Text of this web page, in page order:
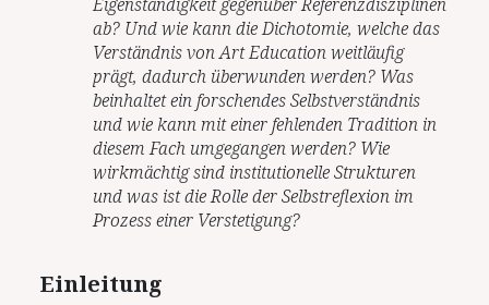
ab? Und wie kann die Dichotomie, welche das
Verständnis von Art Education weitläufig
prägt, dadurch überwunden werden? Was
beinhaltet ein forschendes Selbstverständnis
und wie kann mit einer fehlenden Tradition in
diesem Fach umgegangen werden? Wie
wirkmächtig sind institutionelle Strukturen
und was ist die Rolle der Selbstreflexion im
Prozess einer Verstetigung?
Einleitung